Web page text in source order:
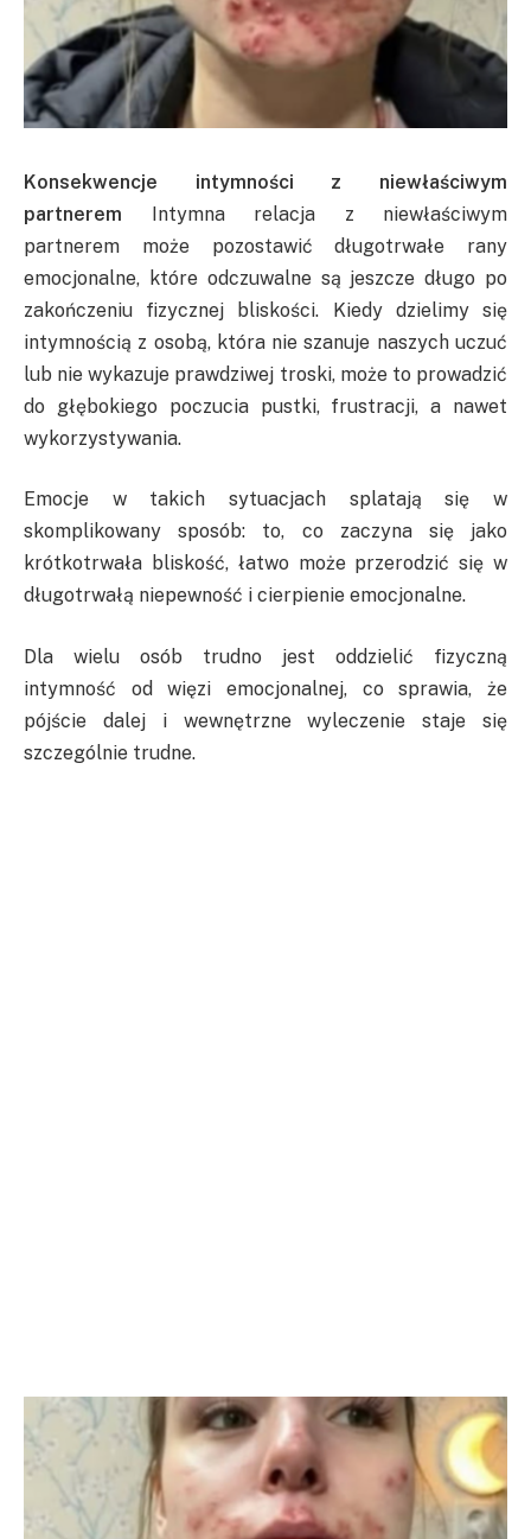
Konsekwencje intymności z niewłaściwym
partnerem Intymna relacja z niewłaściwym
partnerem może pozostawić długotrwałe rany
emocjonalne, które odczuwalne są jeszcze długo po
zakończeniu fizycznej bliskości. Kiedy dzielimy się
intymnością z osobą, która nie szanuje naszych uczuć
lub nie wykazuje prawdziwej troski, może to prowadzić
do głębokiego poczucia pustki, frustracji, a nawet
wykorzystywania.
Emocje w takich sytuacjach splatają się w
skomplikowany sposób: to, co zaczyna się jako
krótkotrwała bliskość, łatwo może przerodzić się w
długotrwałą niepewność i cierpienie emocjonalne.
Dla wielu osób trudno jest oddzielić fizyczną
intymność od więzi emocjonalnej, co sprawia, że
pójście dalej i wewnętrzne wyleczenie staje się
szczególnie trudne.